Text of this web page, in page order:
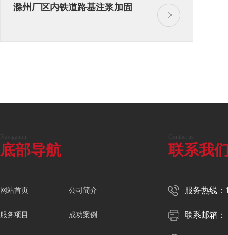
滁州厂区内铁道路基注浆加固
底部导航
网站首页 公司简介
服务项目 成功案例
联系我
服务热线：
联系邮箱：